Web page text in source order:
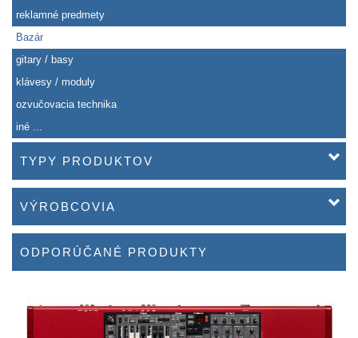
reklamné predmety
Bazár
gitary / basy
klávesy / moduly
ozvučovacia technika
iné ...
TYPY PRODUKTOV
VÝROBCOVIA
ODPORÚČANÉ PRODUKTY